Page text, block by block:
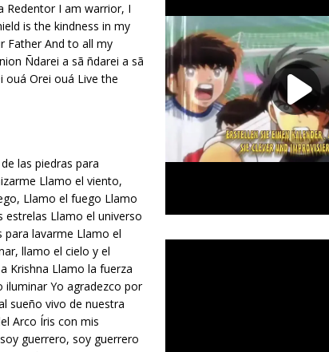
Redentor I am warrior, I
is the kindness in my
Father And to all my
Ñdarei a sã ñdarei a sã
ouá Orei ouá Live the
las piedras para
Llamo el viento,
Llamo el fuego Llamo
Llamo el universo
lavarme Llamo el
llamo el cielo y el
Krishna Llamo la fuerza
iluminar Yo agradezco por
sueño vivo de nuestra
Arco Íris con mis
guerrero, soy guerrero